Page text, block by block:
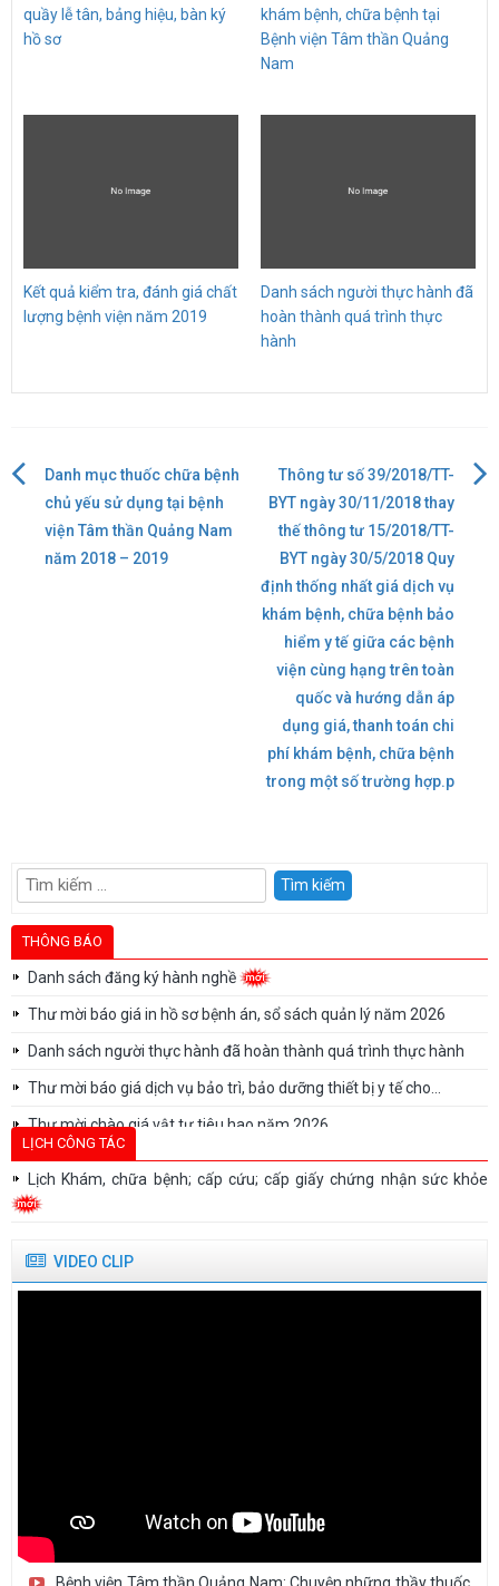
quầy lễ tân, bảng hiệu, bàn ký
hồ sơ
khám bệnh, chữa bệnh tại
Bệnh viện Tâm thần Quảng
Nam
Kết quả kiểm tra, đánh giá chất
lượng bệnh viện năm 2019
Danh sách người thực hành đã
hoàn thành quá trình thực
hành
Điều
hướng
Danh mục thuốc chữa bệnh
chủ yếu sử dụng tại bệnh
viện Tâm thần Quảng Nam
năm 2018 – 2019
Thông tư số 39/2018/TT-
BYT ngày 30/11/2018 thay
thế thông tư 15/2018/TT-
BYT ngày 30/5/2018 Quy
định thống nhất giá dịch vụ
khám bệnh, chữa bệnh bảo
hiểm y tế giữa các bệnh
viện cùng hạng trên toàn
quốc và hướng dẫn áp
dụng giá, thanh toán chi
phí khám bệnh, chữa bệnh
trong một số trường hợp.p
Tìm
kiếm
cho:
THÔNG BÁO
Danh sách đăng ký hành nghề
Thư mời báo giá in hồ sơ bệnh án, sổ sách quản lý năm 2026
Danh sách người thực hành đã hoàn thành quá trình thực hành
Thư mời báo giá dịch vụ bảo trì, bảo dưỡng thiết bị y tế cho...
Thư mời chào giá vật tư tiêu hao năm 2026
Thư mời chào giá vật tư tiêu hao năm 2026
Thư mời báo giá sửa chữa, bảo trì, bảo dưỡng, hiệu chuẩn/kiểm
Danh sách người thực hành khám bệnh, chữa bệnh tại Bệnh viện
Tâm thần Quảng...
LỊCH CÔNG TÁC
Lịch Khám, chữa bệnh; cấp cứu; cấp giấy chứng nhận sức khỏe
VIDEO CLIP
Bệnh viện Tâm thần Quảng Nam: Chuyện những thầy thuốc